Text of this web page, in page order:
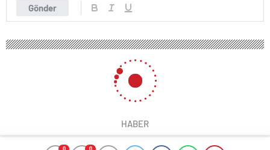
0 0
Gönder
HABER